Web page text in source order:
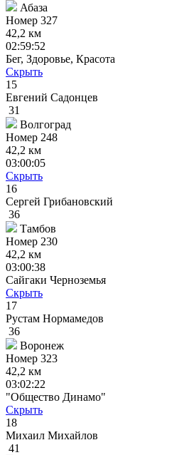
Абаза
Номер 327
42,2 км
02:59:52
Бег, Здоровье, Красота
Скрыть
15
Евгений Садонцев
31
Волгоград
Номер 248
42,2 км
03:00:05
Скрыть
16
Сергей Грибановский
36
Тамбов
Номер 230
42,2 км
03:00:38
Сайгаки Черноземья
Скрыть
17
Рустам Нормамедов
36
Воронеж
Номер 323
42,2 км
03:02:22
"Общество Динамо"
Скрыть
18
Михаил Михайлов
41